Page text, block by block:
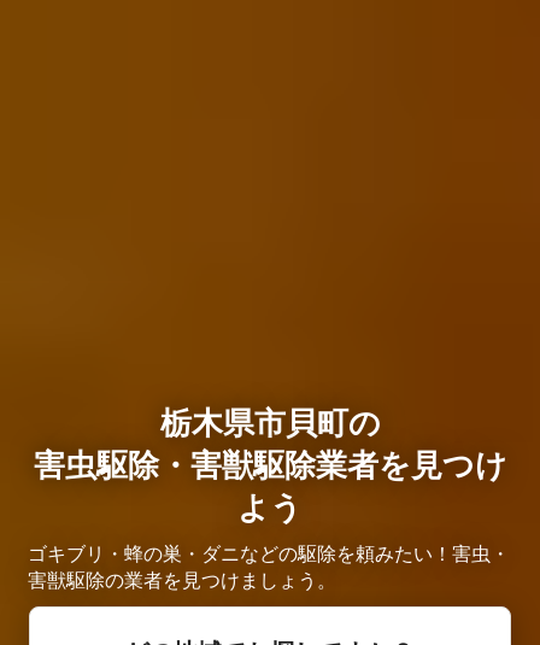
栃木県市貝町の
害虫駆除・害獣駆除業者を見つけ
よう
ゴキブリ・蜂の巣・ダニなどの駆除を頼みたい！害虫・
害獣駆除の業者を見つけましょう。